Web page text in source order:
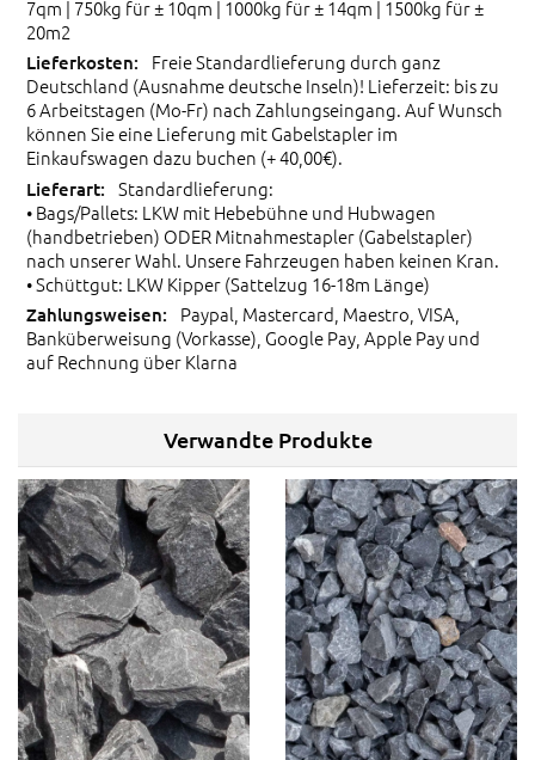
7qm | 750kg für ± 10qm | 1000kg für ± 14qm | 1500kg für ±
20m2
Freie Standardlieferung durch ganz
Deutschland (Ausnahme deutsche Inseln)! Lieferzeit: bis zu
6 Arbeitstagen (Mo-Fr) nach Zahlungseingang. Auf Wunsch
können Sie eine Lieferung mit Gabelstapler im
Einkaufswagen dazu buchen (+ 40,00€).
Standardlieferung:
• Bags/Pallets: LKW mit Hebebühne und Hubwagen
(handbetrieben) ODER Mitnahmestapler (Gabelstapler)
nach unserer Wahl. Unsere Fahrzeugen haben keinen Kran.
• Schüttgut: LKW Kipper (Sattelzug 16-18m Länge)
Paypal, Mastercard, Maestro, VISA,
Banküberweisung (Vorkasse), Google Pay, Apple Pay und
auf Rechnung über Klarna
Verwandte Produkte